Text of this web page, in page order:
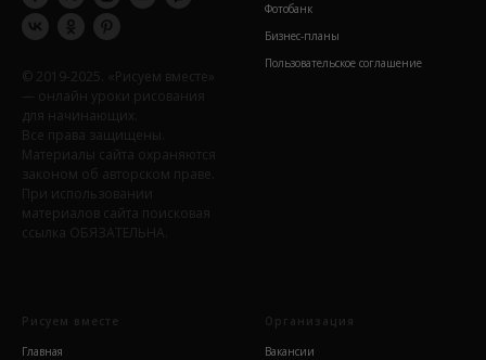
© 2019-2025. «Рисуем вместе»
— онлайн уроки рисования
для начинающих.
Все права защищены.
Материалы сайта охраняются
законом об авторском праве.
При использовании
материалов сайта поисковая
ссылка ОБЯЗАТЕЛЬНА.
Фотобанк
Бизнес-планы
Пользовательское соглашение
Рисуем вместе
Главная
Организация
Вакансии